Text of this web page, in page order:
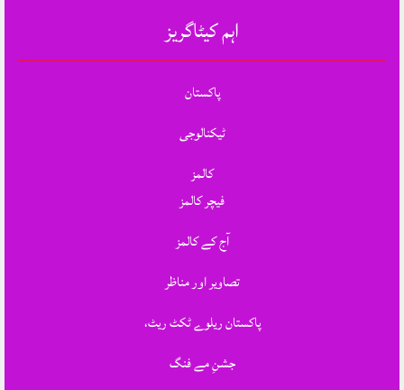
اہم کیٹاگریز
پاکستان
ٹیکنالوجی
کالمز
فیچر کالمز
آج کے کالمز
تصاویر اور مناظر
پاکستان ریلوے ٹکٹ ریٹ،
جشنِ مے فنگ